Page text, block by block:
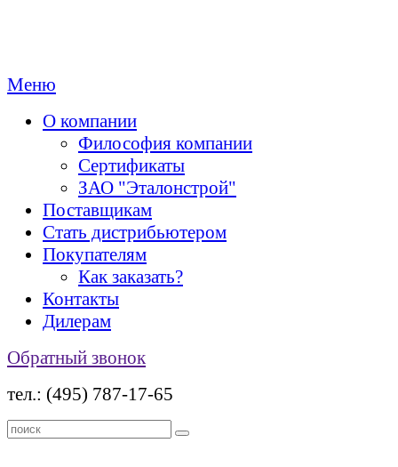
Меню
О компании
Философия компании
Сертификаты
ЗАО "Эталонстрой"
Поставщикам
Стать дистрибьютером
Покупателям
Как заказать?
Контакты
Дилерам
Обратный звонок
тел.: (495) 787-17-65